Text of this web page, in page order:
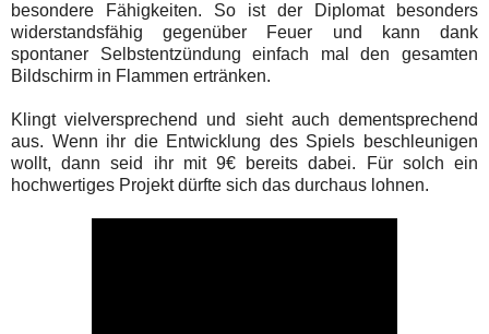
besondere Fähigkeiten. So ist der Diplomat besonders
widerstandsfähig gegenüber Feuer und kann dank
spontaner Selbstentzündung einfach mal den gesamten
Bildschirm in Flammen ertränken.
Klingt vielversprechend und sieht auch dementsprechend
aus. Wenn ihr die Entwicklung des Spiels beschleunigen
wollt, dann seid ihr mit 9€ bereits dabei. Für solch ein
hochwertiges Projekt dürfte sich das durchaus lohnen.